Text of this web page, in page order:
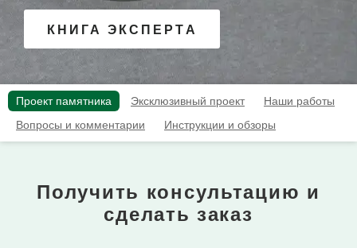
КНИГА ЭКСПЕРТА
Проект памятника Эксклюзивный проект
Наши работы
Вопросы и комментарии
Инструкции и обзоры
Получить консультацию и
сделать заказ